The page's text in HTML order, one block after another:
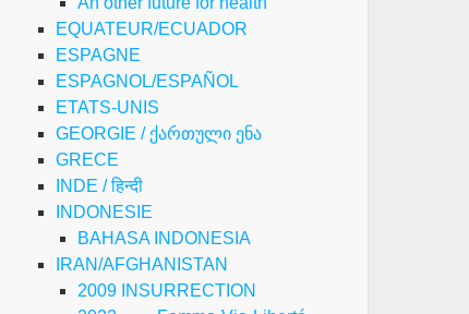
EQUATEUR/ECUADOR
ESPAGNE
ESPAGNOL/ESPAÑOL
ETATS-UNIS
GEORGIE / ქართული ენა
GRECE
INDE / हिन्दी
INDONESIE
BAHASA INDONESIA
IRAN/AFGHANISTAN
2009 INSURRECTION